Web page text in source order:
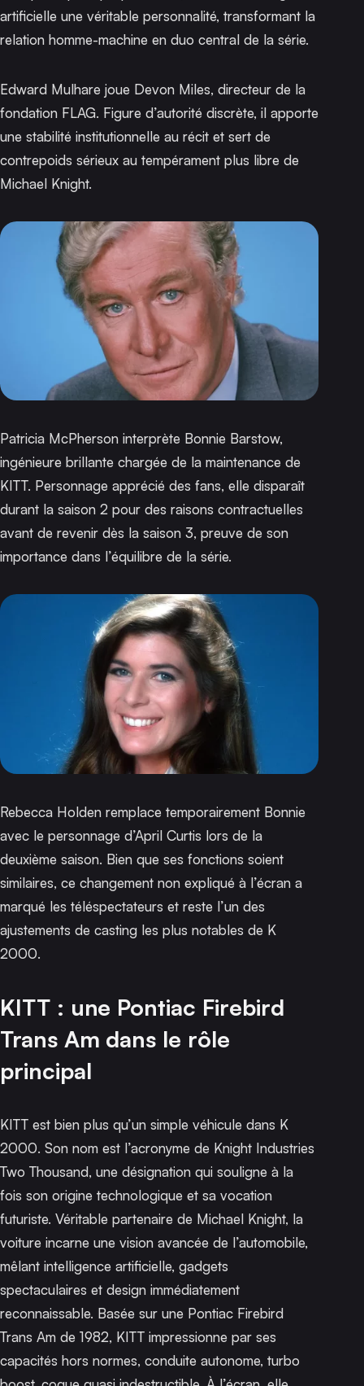
artificielle une véritable personnalité, transformant la
relation homme-machine en duo central de la série.
Edward Mulhare joue Devon Miles, directeur de la
fondation FLAG. Figure d’autorité discrète, il apporte
une stabilité institutionnelle au récit et sert de
contrepoids sérieux au tempérament plus libre de
Michael Knight.
Patricia McPherson interprète Bonnie Barstow,
ingénieure brillante chargée de la maintenance de
KITT. Personnage apprécié des fans, elle disparaît
durant la saison 2 pour des raisons contractuelles
avant de revenir dès la saison 3, preuve de son
importance dans l’équilibre de la série.
Rebecca Holden remplace temporairement Bonnie
avec le personnage d’April Curtis lors de la
deuxième saison. Bien que ses fonctions soient
similaires, ce changement non expliqué à l’écran a
marqué les téléspectateurs et reste l’un des
ajustements de casting les plus notables de K
2000.
KITT : une Pontiac Firebird
Trans Am dans le rôle
principal
KITT est bien plus qu’un simple véhicule dans K
2000. Son nom est l’acronyme de Knight Industries
Two Thousand, une désignation qui souligne à la
fois son origine technologique et sa vocation
futuriste. Véritable partenaire de Michael Knight, la
voiture incarne une vision avancée de l’automobile,
mêlant intelligence artificielle, gadgets
spectaculaires et design immédiatement
reconnaissable. Basée sur une Pontiac Firebird
Trans Am de 1982, KITT impressionne par ses
capacités hors normes, conduite autonome, turbo